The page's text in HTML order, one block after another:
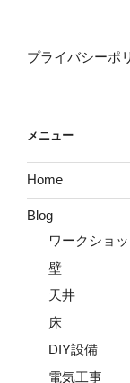
プライバシーポ
メニュー
Home
Blog
ワークショ
壁
天井
床
DIY設備
電気工事